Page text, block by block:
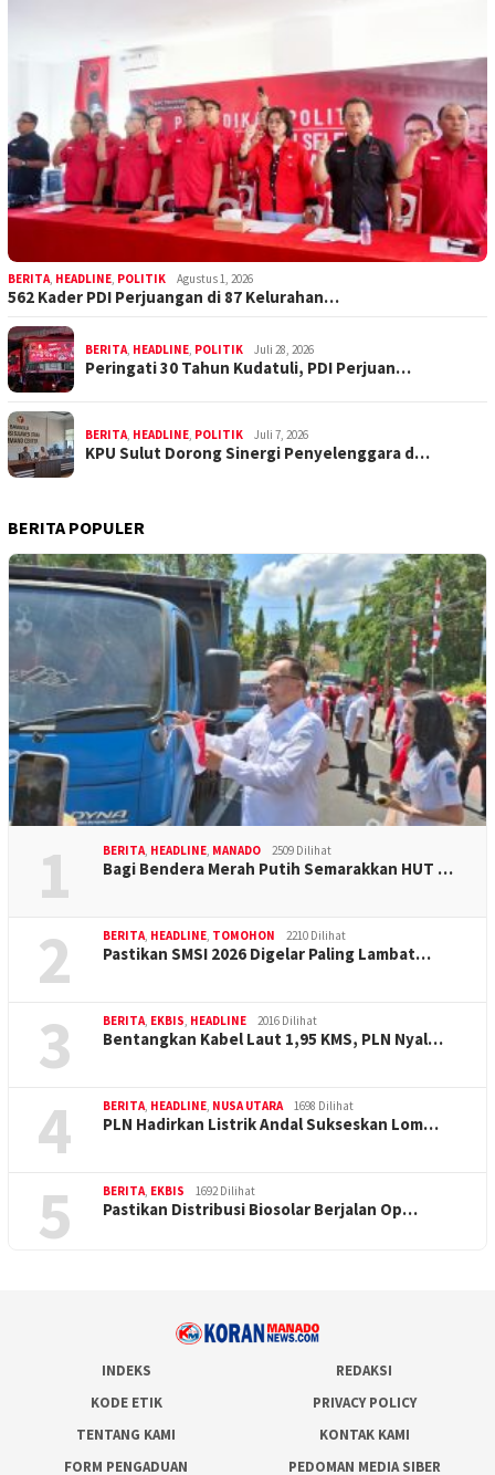
BERITA, HEADLINE, POLITIK Agustus 1, 2026
562 Kader PDI Perjuangan di 87 Kelurahan…
BERITA, HEADLINE, POLITIK Juli 28, 2026
Peringati 30 Tahun Kudatuli, PDI Perjuan…
BERITA, HEADLINE, POLITIK Juli 7, 2026
KPU Sulut Dorong Sinergi Penyelenggara d…
BERITA POPULER
1 BERITA, HEADLINE, MANADO 2509 Dilihat
Bagi Bendera Merah Putih Semarakkan HUT …
2 BERITA, HEADLINE, TOMOHON 2210 Dilihat
Pastikan SMSI 2026 Digelar Paling Lambat…
3 BERITA, EKBIS, HEADLINE 2016 Dilihat
Bentangkan Kabel Laut 1,95 KMS, PLN Nyal…
4 BERITA, HEADLINE, NUSA UTARA 1698 Dilihat
PLN Hadirkan Listrik Andal Sukseskan Lom…
5 BERITA, EKBIS 1692 Dilihat
Pastikan Distribusi Biosolar Berjalan Op…
INDEKS
REDAKSI
KODE ETIK
PRIVACY POLICY
TENTANG KAMI
KONTAK KAMI
FORM PENGADUAN
PEDOMAN MEDIA SIBER